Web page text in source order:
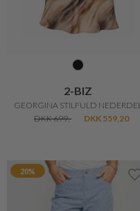
2-BIZ
GEORGINA STILFULD NEDERDEL
DKK 699,-
DKK 559,20
20%